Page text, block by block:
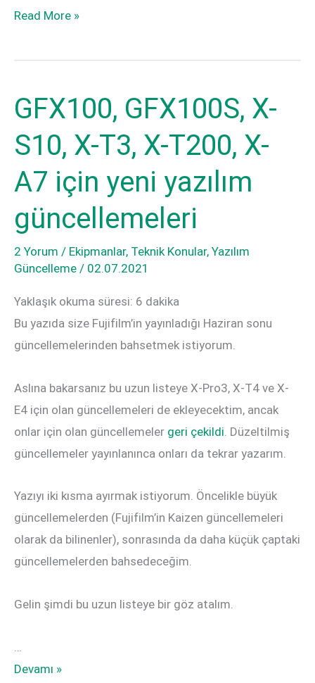
Pro3,
T4
X-
İçin
Hata
Düzeltmesi
Güncellemeleri
Yayınlandı
Fujifilm
Pro3,
T4
X-
İçin
Hata
Düzeltmesi
Güncellemeleri
Yayınlandı
Read More »
GFX100, GFX100S, X-
S10, X-T3, X-T200, X-
A7 için yeni yazılım
güncellemeleri
2 Yorum / Ekipmanlar, Teknik Konular, Yazılım
Güncelleme / 02.07.2021
Yaklaşık okuma süresi: 6 dakika
Bu yazıda size Fujifilm’in yayınladığı Haziran sonu
güncellemelerinden bahsetmek istiyorum.
Aslına bakarsanız bu uzun listeye X-Pro3, X-T4 ve X-
E4 için olan güncellemeleri de ekleyecektim, ancak
onlar için olan güncellemeler geri çekildi . Düzeltilmiş
güncellemeler yayınlanınca onları da tekrar yazarım.
Yazıyı iki kısma ayırmak istiyorum. Öncelikle büyük
güncellemelerden (Fujifilm’in Kaizen güncellemeleri
olarak da bilinenler), sonrasında da daha küçük çaptaki
güncellemelerden bahsedeceğim.
Gelin şimdi bu uzun listeye bir göz atalım.
GFX100,
Devamı »